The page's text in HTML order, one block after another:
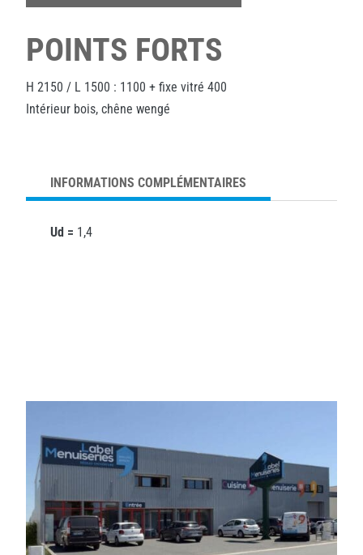
POINTS FORTS
H 2150 / L 1500 : 1100 + fixe vitré 400
Intérieur bois, chêne wengé
INFORMATIONS COMPLÉMENTAIRES
Ud = 1,4